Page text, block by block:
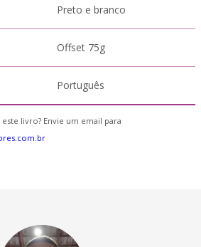
Preto e branco
Offset 75g
Português
livro? Envie um email para